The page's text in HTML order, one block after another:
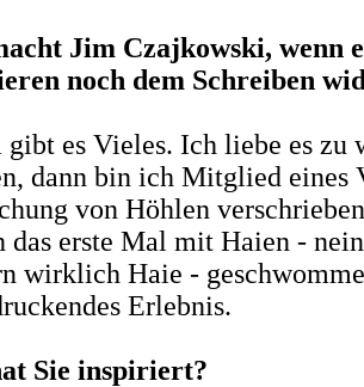
Jim Czajkowski, wenn
noch dem Schreiben
gibt es Vieles. Ich liebe es zu
dann bin ich Mitglied eines
von Höhlen
das erste Mal mit Haien -
wirklich Haie -
Erlebnis.
Sie inspiriert?